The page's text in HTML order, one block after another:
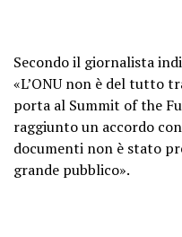
Secondo il giornalista
«L’ONU non è del tutto
porta al Summit of the
raggiunto un accordo
documenti non è stato
grande pubblico».